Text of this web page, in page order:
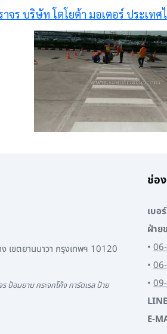
าจร บริษัท โตโยต้า มอเตอร์ ประเทศ
เขตยานนาวา กรุงเทพฯ 10120
ป้อมยาม กระจกโค้ง การ์ดเรล ป้าย
ช่อ
เบอ
ฝ่าย
•
•
•
E-